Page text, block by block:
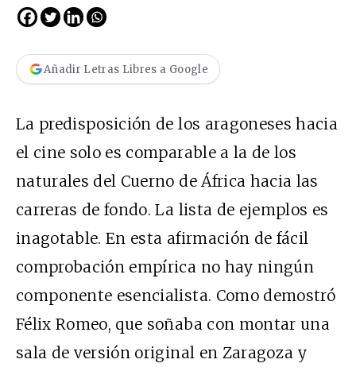
Añadir Letras Libres a Google
La predisposición de los aragoneses hacia
el cine solo es comparable a la de los
naturales del Cuerno de África hacia las
carreras de fondo. La lista de ejemplos es
inagotable. En esta afirmación de fácil
comprobación empírica no hay ningún
componente esencialista. Como demostró
Félix Romeo, que soñaba con montar una
sala de versión original en Zaragoza y